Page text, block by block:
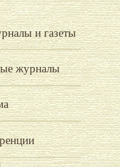
и газеты
журналы